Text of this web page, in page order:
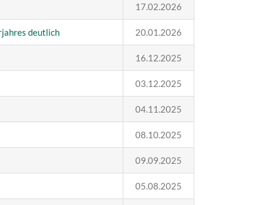
17.02.2026
deutlich 20.01.2026
16.12.2025
03.12.2025
04.11.2025
08.10.2025
09.09.2025
05.08.2025